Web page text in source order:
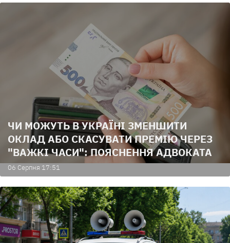
ЧИ МОЖУТЬ В УКРАЇНІ ЗМЕНШИТИ
ОКЛАД АБО СКАСУВАТИ ПРЕМІЮ ЧЕРЕЗ
"ВАЖКІ ЧАСИ": ПОЯСНЕННЯ АДВОКАТА
06 Серпня 17:51